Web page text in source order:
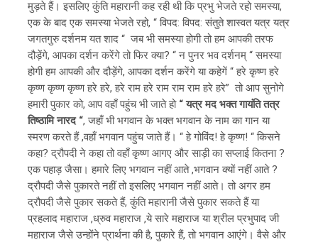
मुड़ते हैं। इसलिए कुंति महारानी कह रही थी कि प्रभु भेजते रहो समस्या,
एक के बाद एक समस्या भेजते रहो, “ विपद: विपद: संतुते शास्वत यत्र यत्र
जगतगुरु दर्शनम यत शाद “ जब भी समस्या होगी तो हम आपकी तरफ
दौड़ेंगे, आपका दर्शन करेंगे तो फिर क्या? “ न पुनर भव दर्शनम् “ समस्या
होगी हम आपकी और दौड़ेंगे, आपका दर्शन करेंगे या कहेगें “ हरे कृष्ण हरे
कृष्ण कृष्ण कृष्ण हरे हरे, हरे राम हरे राम राम राम हरे हरे” तो आप सुनोगे
हमारी पुकार को, आप वहाँ पहुंच भी जाते हो “ यत्र मद भक्त गायंति तत्र
तिष्ठामि नारद “, जहाँ भी भगवान के भक्त भगवान के नाम का गान या
स्मरण करते हैं ,वहाँ भगवान पहुंच जाते हैं। “ हे गोविंद! हे कृष्ण! “ किसने
कहा? द्रौपदी ने कहा तो वहाँ कृष्ण आगए और साड़ी का सप्लाई कितना ?
एक पहाड़ जैसा। हमारे लिए भगवान नहीं आते ,भगवान क्यों नहीं आते ?
द्रौपदी जैसे पुकारते नहीं तो इसलिए भगवान नहीं आते। तो अगर हम
द्रौपदी जैसे पुकार सकते हैं, कुंति महारानी जैसे पुकार सकते हैं या
प्रहलाद महाराज ,ध्रुव महाराज ,ये सारे महाराज या श्रील प्रभुपाद जी
महाराज जैसे उन्होंने प्रार्थना की है, पुकारे हैं, तो भगवान आएंगे। वैसे और